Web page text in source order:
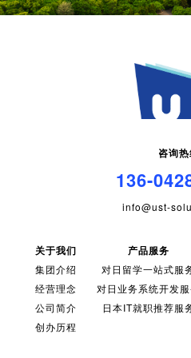
咨询
136-
info@ust-
关于我们
集团介绍
经营理念
公司简介
创办历程
产品服务
对日留学一站式服
对日业务系统开发
日本IT就职推荐服